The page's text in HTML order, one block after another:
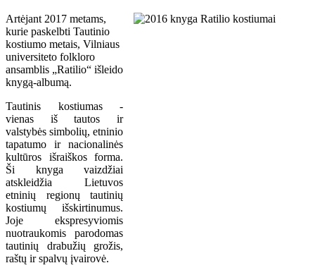
Artėjant 2017 metams,
kurie paskelbti Tautinio
kostiumo metais, Vilniaus
universiteto folkloro
ansamblis „Ratilio“ išleido
knygą-albumą.
Tautinis kostiumas -
vienas iš tautos ir
valstybės simbolių, etninio
tapatumo ir nacionalinės
kultūros išraiškos forma.
Ši knyga vaizdžiai
atskleidžia Lietuvos
etninių regionų tautinių
kostiumų išskirtinumus.
Joje ekspresyviomis
nuotraukomis parodomas
tautinių drabužių grožis,
raštų ir spalvų įvairovė.